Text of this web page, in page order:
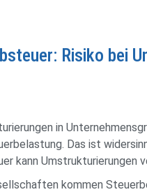
Risiko bei
in
Das ist
kann Umstrukturierungen
kommen